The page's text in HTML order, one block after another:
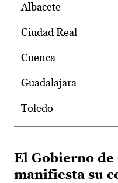
Albacete
Ciudad Real
Cuenca
Guadalajara
Toledo
El Gobierno
manifiesta su